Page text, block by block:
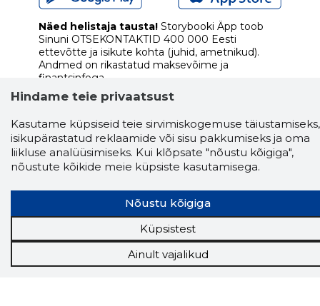
Näed helistaja tausta! Storybooki Äpp toob
Sinuni OTSEKONTAKTID 400 000 Eesti
ettevõtte ja isikute kohta (juhid, ametnikud).
Andmed on rikastatud maksevõime ja
finantsinfoga.
Tööriistad
Sooduspakkumised
Tööturg
Rakendused
Lisavõimalused
Inforegister
Hindame teie privaatsust
Kasutame küpsiseid teie sirvimiskogemuse täiustamiseks,
isikupärastatud reklaamide või sisu pakkumiseks ja oma
liikluse analüüsimiseks. Kui klõpsate "nõustu kõigiga",
nõustute kõikide meie küpsiste kasutamisega.
Nõustu kõigiga
Küpsistest
Ainult vajalikud